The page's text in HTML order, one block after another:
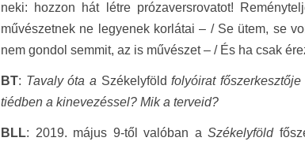
neki: hozzon hát létre prózaversrovatot!
művészetnek ne legyenek korlátai – / Se ütem, se
nem gondol semmit, az is művészet – / És ha csak
BT: Tavaly óta a Székelyföld folyóirat
tiédben a kinevezéssel? Mik a terveid?
BLL: 2019. május 9-től valóban a Székelyföld